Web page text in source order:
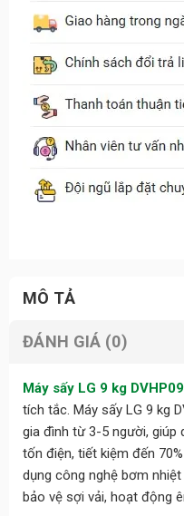
MÔ TẢ
ĐÁNH GIÁ (0)
Máy sấy LG 9 kg
tích tắc. Máy sấy LG 9 kg
gia đình từ 3-5 người, giúp
tốn điện, tiết kiệm đến
dụng công nghệ bơm
bảo vệ sợi vải, hoạt động